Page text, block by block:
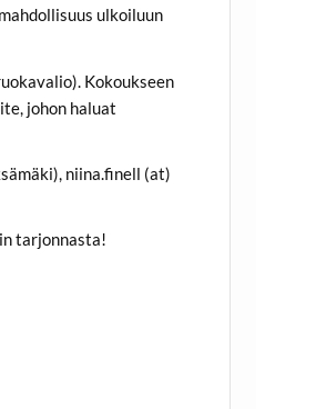
ulkoiluun
Kokoukseen
johon haluat
niina.finell (at)
tarjonnasta!